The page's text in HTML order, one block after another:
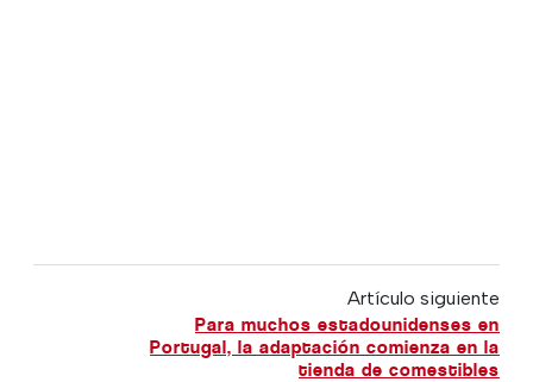
Artículo siguiente
Para muchos estadounidenses en
Portugal, la adaptación comienza en la
tienda de comestibles